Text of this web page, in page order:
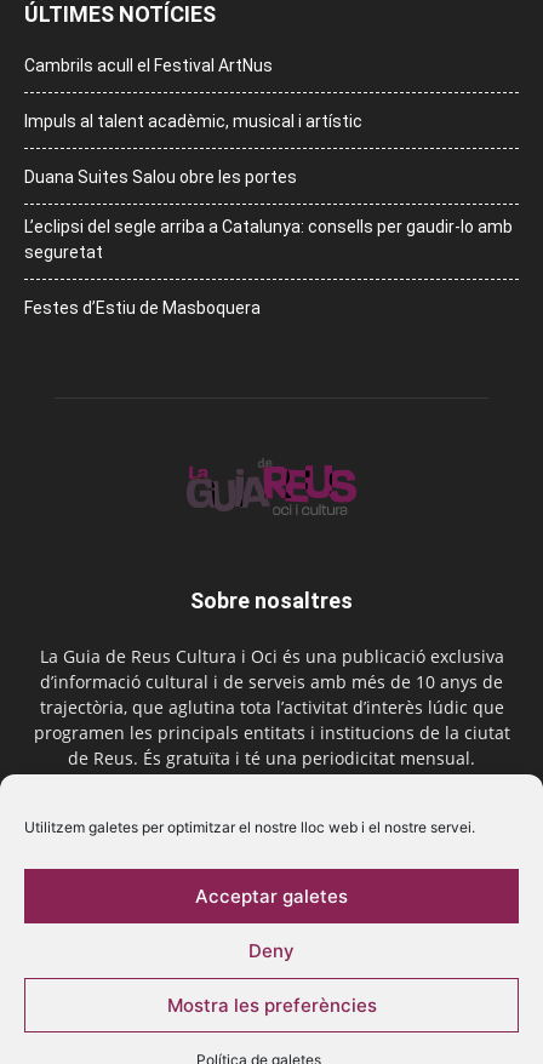
Utilitzem galetes per optimitzar el nostre lloc web i el nostre servei.
Acceptar galetes
Deny
Mostra les preferències
Política de galetes
ÚLTIMES NOTÍCIES
Cambrils acull el Festival ArtNus
Impuls al talent acadèmic, musical i artístic
Duana Suites Salou obre les portes
L’eclipsi del segle arriba a Catalunya: consells per gaudir-lo amb
seguretat
Festes d’Estiu de Masboquera
Sobre nosaltres
La Guia de Reus Cultura i Oci és una publicació exclusiva
d’informació cultural i de serveis amb més de 10 anys de
trajectòria, que aglutina tota l’activitat d’interès lúdic que
programen les principals entitats i institucions de la ciutat
de Reus. És gratuïta i té una periodicitat mensual.
Segueix-nos